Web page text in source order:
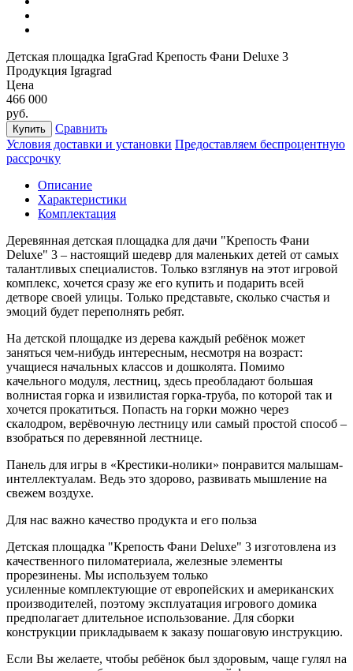
Детская площадка IgraGrad Крепость Фани Deluxe 3
Продукция Igragrad
Цена
466 000
руб.
Купить
Сравнить
Условия доставки и установки Предоставляем беспроцентную
рассрочку
Описание
Характеристики
Комплектация
Деревянная детская площадка для дачи "Крепость Фани
Deluxe" 3 – настоящий шедевр для маленьких детей от самых
талантливых специалистов. Только взглянув на этот игровой
комплекс, хочется сразу же его купить и подарить всей
детворе своей улицы. Только представьте, сколько счастья и
эмоций будет переполнять ребят.
На детской площадке из дерева каждый ребёнок может
заняться чем-нибудь интересным, несмотря на возраст:
учащиеся начальных классов и дошколята. Помимо
качельного модуля, лестниц, здесь преобладают большая
волнистая горка и извилистая горка-труба, по которой так и
хочется прокатиться. Попасть на горки можно через
скалодром, верёвочную лестницу или самый простой способ –
взобраться по деревянной лестнице.
Панель для игры в «Крестики-нолики» понравится малышам-
интеллектуалам. Ведь это здорово, развивать мышление на
свежем воздухе.
Для нас важно качество продукта и его польза
Детская площадка "Крепость Фани Deluxe" 3 изготовлена из
качественного пиломатериала, железные элементы
прорезинены. Мы используем только
усиленные комплектующие от европейских и американских
производителей, поэтому эксплуатация игрового домика
предполагает длительное использование. Для сборки
конструкции прикладываем к заказу пошаговую инструкцию.
Если Вы желаете, чтобы ребёнок был здоровым, чаще гулял на